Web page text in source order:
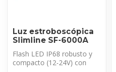
Luz estroboscópica
Slimline SF-6000A
Flash LED IP68 robusto y
compacto (12-24V) con